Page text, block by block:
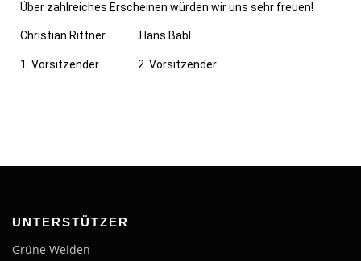
Über zahlreiches Erscheinen würden wir uns sehr freuen!
Christian Rittner Hans Babl
1. Vorsitzender 2. Vorsitzender
UNTERSTÜTZER
Grüne Weiden